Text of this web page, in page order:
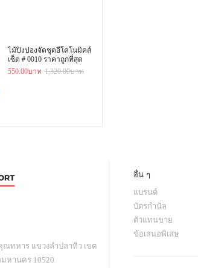
ไม้ปิงปองจัดชุดอีโคโนมิคส์
เซ็ต # 0010 ราคาถูกที่สุด
550.00บาท 1,320.00บาท
ณทหาร แขวงลำปลาทิว เขต
มหานคร 10520
อื่น ๆ
แบรนด์
บัตรกำนัล
ตัวแทนขาย
ข้อเสนอพิเสษ